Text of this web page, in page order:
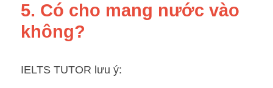
5. Có cho mang nước vào
không?
IELTS TUTOR lưu ý: